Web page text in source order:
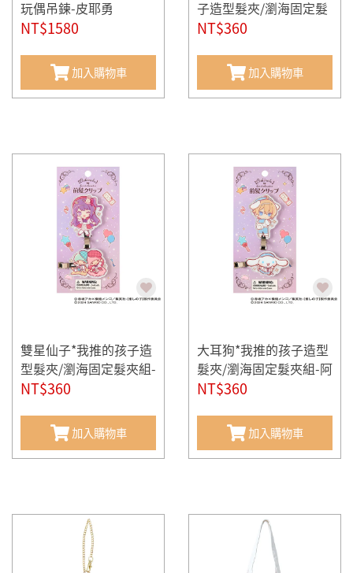
玩偶吊鍊-皮耶勇
NT$1580
加入購物車
子造型髮夾/瀏海固定髮
夾組-露比(一組2個入)
NT$360
加入購物車
雙星仙子*我推的孩子造
型髮夾/瀏海固定髮夾組-
小愛(一組2個入)
NT$360
加入購物車
大耳狗*我推的孩子造型
髮夾/瀏海固定髮夾組-阿
奎亞(一組2個入)
NT$360
加入購物車